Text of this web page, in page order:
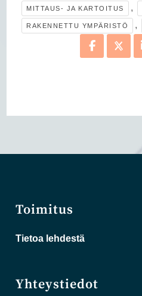
MITTAUS- JA KARTOITUS ,
RAKENNETTU YMPÄRISTÖ ,
Toimitus
Tietoa lehdestä
Yhteystiedot